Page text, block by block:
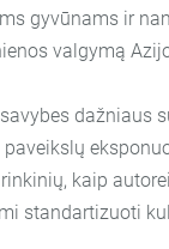
gyvūnams ir
valgymą
dažniaus
kaip
standartizuoti